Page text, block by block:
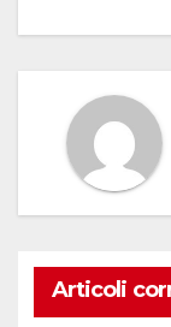
Articoli